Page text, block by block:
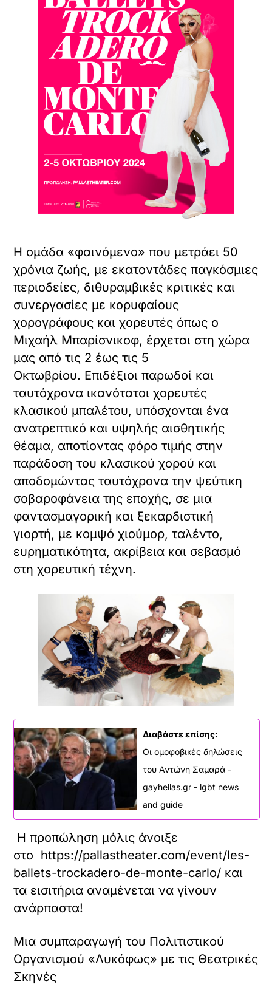
Η ομάδα «φαινόμενο» που μετράει 50
χρόνια ζωής, με εκατοντάδες παγκόσμιες
περιοδείες, διθυραμβικές κριτικές και
συνεργασίες με κορυφαίους
χορογράφους και χορευτές όπως ο
Μιχαήλ Μπαρίσνικοφ, έρχεται στη χώρα
μας από τις 2 έως τις 5
Οκτωβρίου. Επιδέξιοι παρωδοί και
ταυτόχρονα ικανότατοι χορευτές
κλασικού μπαλέτου, υπόσχονται ένα
ανατρεπτικό και υψηλής αισθητικής
θέαμα, αποτίοντας φόρο τιμής στην
παράδοση του κλασικού χορού και
αποδομώντας ταυτόχρονα την ψεύτικη
σοβαροφάνεια της εποχής, σε μια
φαντασμαγορική και ξεκαρδιστική
γιορτή, με κομψό χιούμορ, ταλέντο,
ευρηματικότητα, ακρίβεια και σεβασμό
στη χορευτική τέχνη.
Διαβάστε επίσης:
Οι ομοφοβικές δηλώσεις
του Αντώνη Σαμαρά -
gayhellas.gr - lgbt news
and guide
Η προπώληση μόλις άνοιξε
στο https://pallastheater.com/event/les-
ballets-trockadero-de-monte-carlo/ και
τα εισιτήρια αναμένεται να γίνουν
ανάρπαστα!
Μια συμπαραγωγή του Πολιτιστικού
Οργανισμού «Λυκόφως» με τις Θεατρικές
Σκηνές